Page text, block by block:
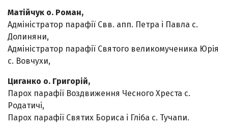
Матійчук о. Роман,
Адміністратор парафії Свв. апп. Петра і Павла с.
Долиняни,
Адміністратор парафії Святого великомученика Юрія
с. Вовчухи,
Циганко о. Григорій,
Парох парафії Воздвиження Чесного Хреста с.
Родатичі,
Парох парафії Святих Бориса і Гліба с. Тучапи.